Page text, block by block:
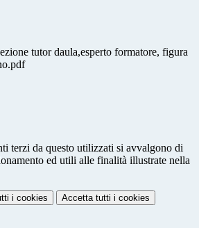
tutor daula,esperto formatore, figura
terzi da questo utilizzati si avvalgono di
ed utili alle finalità illustrate nella
i cookies Accetta tutti i cookies